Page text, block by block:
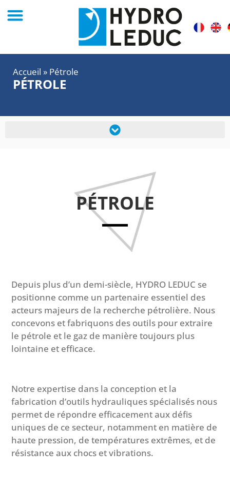
Accueil » Pétrole
PÉTROLE
PÉTROLE
Depuis plus d’un demi-siècle, HYDRO LEDUC se
positionne comme un partenaire essentiel des
acteurs majeurs de la recherche pétrolière. Nous
concevons et fabriquons des outils pour extraire
le pétrole et le gaz de manière toujours plus
lointaine et efficace.
Notre expertise dans la conception et la
fabrication d’outils hydrauliques spécialisés nous
permet de répondre efficacement aux défis
uniques de ce secteur, notamment en matière de
haute pression, de températures extrêmes, et de
résistance aux chocs et vibrations.